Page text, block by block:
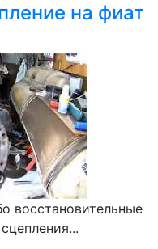
на фиат
восстановительные